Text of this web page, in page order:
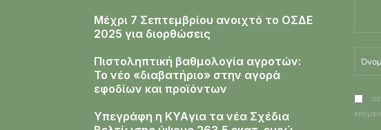
Μέχρι 7 Σεπτεμβρίου ανοιχτό το ΟΣΔΕ
2025 για διορθώσεις
Πιστοληπτική βαθμολογία αγροτών:
Το νέο «διαβατήριο» στην αγορά
εφοδίων και προϊόντων
Υπεγράφη η KYAγια τα νέα Σχέδια